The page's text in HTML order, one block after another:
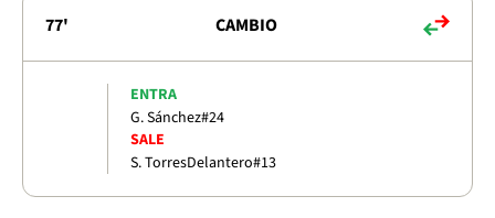
77' CAMBIO
ENTRA
G. Sánchez#24
SALE
S. TorresDelantero#13